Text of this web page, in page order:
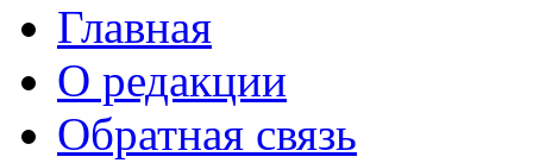
Главная
О редакции
Обратная связь